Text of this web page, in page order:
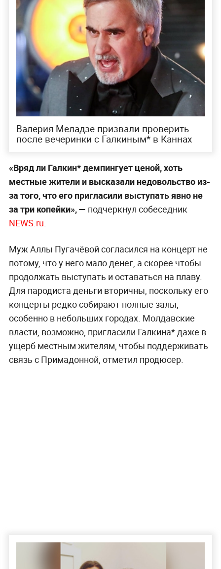
Валерия Меладзе призвали проверить
после вечеринки с Галкиным* в Каннах
«Вряд ли Галкин* демпингует ценой, хоть
местные жители и высказали недовольство из-
за того, что его пригласили выступать явно не
за три копейки», — подчеркнул собеседник
NEWS.ru
Муж Аллы Пугачёвой согласился на концерт не
потому, что у него мало денег, а скорее чтобы
продолжать выступать и оставаться на плаву.
Для пародиста деньги вторичны, поскольку его
концерты редко собирают полные залы,
особенно в небольших городах. Молдавские
власти, возможно, пригласили Галкина* даже в
ущерб местным жителям, чтобы поддерживать
связь с Примадонной, отметил продюсер.